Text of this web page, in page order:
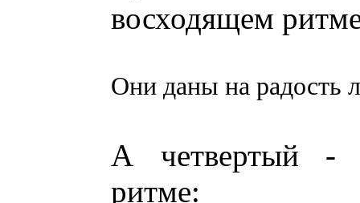
восходящем
Они даны на радость
А четвертый -
ритме: